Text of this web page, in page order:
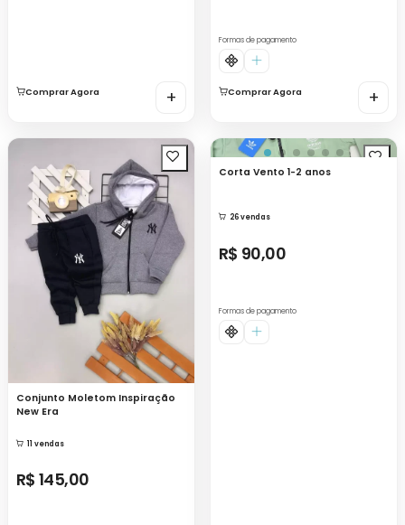
Comprar Agora +
Formas de pagamento
Comprar Agora +
Conjunto Moletom Inspiração
New Era
11 vendas
R$ 145,00
Corta Vento 1-2 anos
26 vendas
R$ 90,00
Formas de pagamento